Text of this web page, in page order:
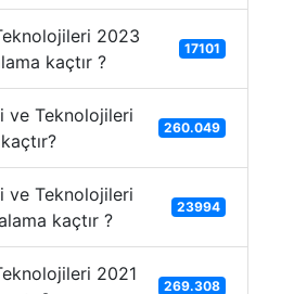
2023
kaçtır ?
17101
ve Teknolojileri
260.049
ve Teknolojileri
kaçtır ?
23994
2021
269.308